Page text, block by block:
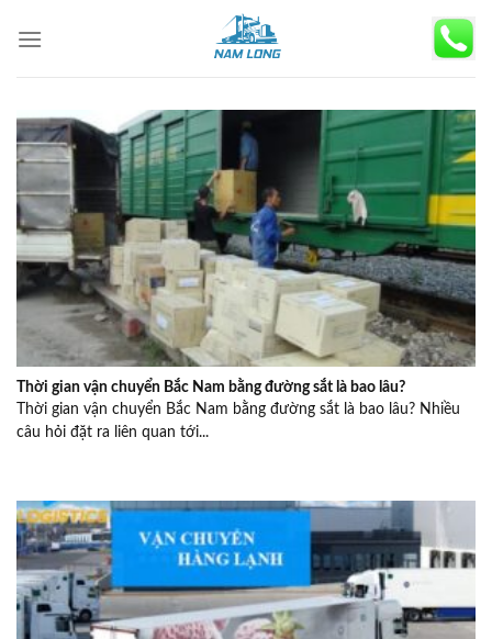
Thời gian vận chuyển Bắc Nam bằng đường sắt là bao lâu?
Thời gian vận chuyển Bắc Nam bằng đường sắt là bao lâu? Nhiều
câu hỏi đặt ra liên quan tới...